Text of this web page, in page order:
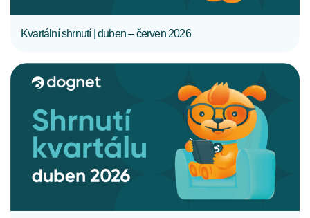
Kvartální shrnutí | duben – červen 2026